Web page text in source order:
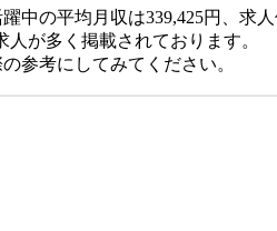
中の平均月収は339,425円、求
が多く掲載されております。
参考にしてみてください。